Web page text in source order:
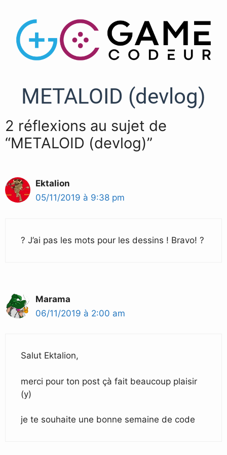
METALOID (devlog)
2 réflexions au sujet de
“METALOID (devlog)”
Ektalion
05/11/2019 à 9:38 pm
? J’ai pas les mots pour les dessins ! Bravo! ?
Marama
06/11/2019 à 2:00 am
Salut Ektalion,
merci pour ton post çà fait beaucoup plaisir
(y)
je te souhaite une bonne semaine de code